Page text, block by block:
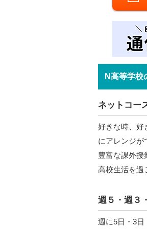
N高等学校
ネットコー
好きな時、好
にアレンジが
豊富な課外授
高校生活を過
週５・週３
週に5日・3